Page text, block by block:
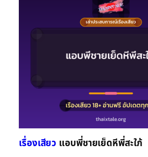
เรื่องเสียว แอบพี่ชายเย็ดหีพี่สะใภ้